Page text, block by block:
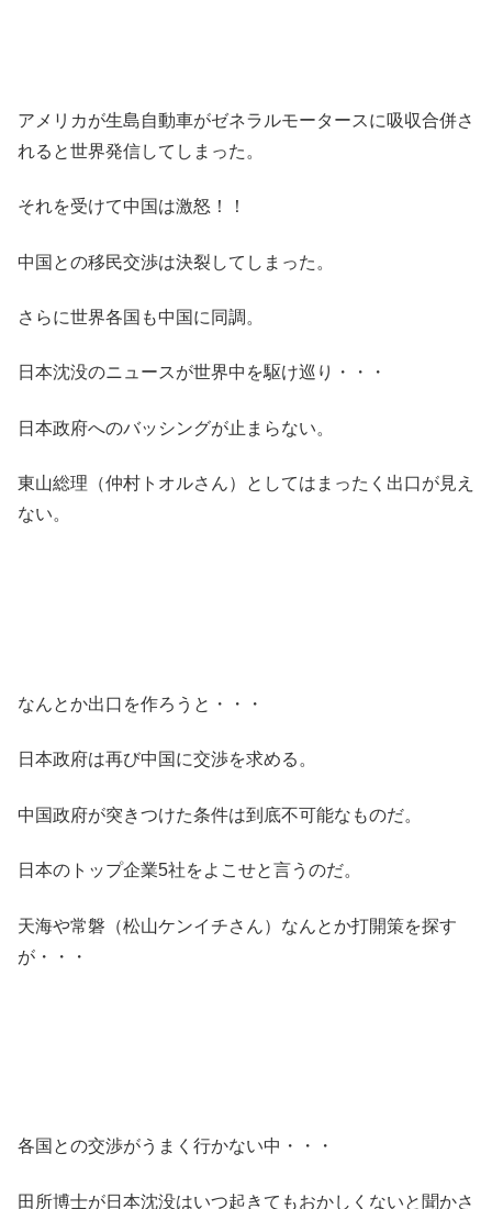
アメリカが生島自動車がゼネラルモータースに吸収合併さ
れると世界発信してしまった。
それを受けて中国は激怒！！
中国との移民交渉は決裂してしまった。
さらに世界各国も中国に同調。
日本沈没のニュースが世界中を駆け巡り・・・
日本政府へのバッシングが止まらない。
東山総理（仲村トオルさん）としてはまったく出口が見え
ない。
なんとか出口を作ろうと・・・
日本政府は再び中国に交渉を求める。
中国政府が突きつけた条件は到底不可能なものだ。
日本のトップ企業5社をよこせと言うのだ。
天海や常磐（松山ケンイチさん）なんとか打開策を探す
が・・・
各国との交渉がうまく行かない中・・・
田所博士が日本沈没はいつ起きてもおかしくないと聞かさ